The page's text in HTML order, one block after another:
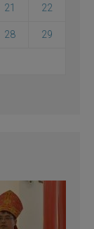
21 22
28 29